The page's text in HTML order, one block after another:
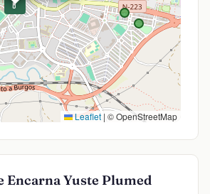
💊
Leaflet | © OpenStreetMap
Encarna Yuste Plumed